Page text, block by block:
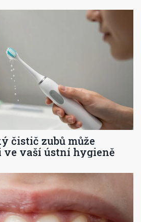
čistič zubů může
vaší ústní hygieně